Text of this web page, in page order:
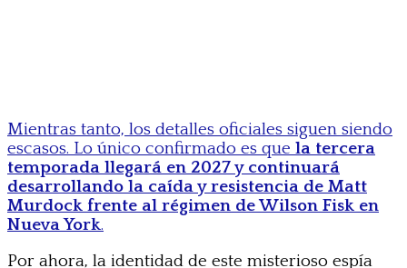
Mientras tanto, los detalles oficiales siguen siendo
escasos. Lo único confirmado es que la tercera
temporada llegará en 2027 y continuará
desarrollando la caída y resistencia de Matt
Murdock frente al régimen de Wilson Fisk en
Nueva York.
Por ahora, la identidad de este misterioso espía